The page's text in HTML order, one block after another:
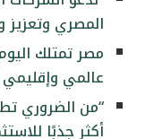
المصري وتعزيز
مصر تمتلك
عالمي وإقليمي
“من الضروري
أكثر جذبًا